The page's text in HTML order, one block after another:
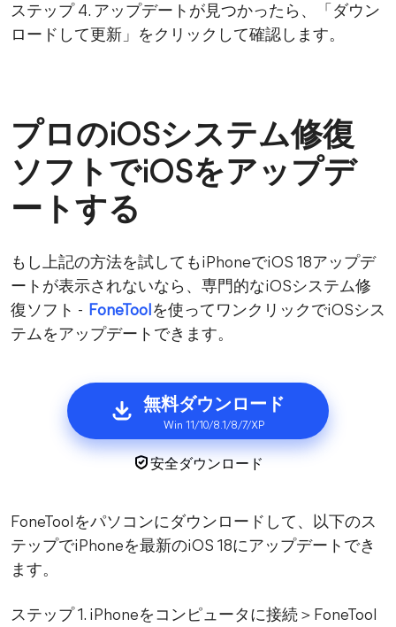
ステップ 4. アップデートが見つかったら、「ダウン
ロードして更新」をクリックして確認します。
プロのiOSシステム修復
ソフトでiOSをアップデ
ートする
もし上記の方法を試してもiPhoneでiOS 18アップデ
ートが表示されないなら、専門的なiOSシステム修
復ソフト - FoneTool を使ってワンクリックでiOSシス
テムをアップデートできます。
無料ダウンロード
Win 11/10/8.1/8/7/XP
安全ダウンロード
FoneToolをパソコンにダウンロードして、以下のス
テップでiPhoneを最新のiOS 18にアップデートでき
ます。
ステップ 1. iPhoneをコンピュータに接続＞FoneTool